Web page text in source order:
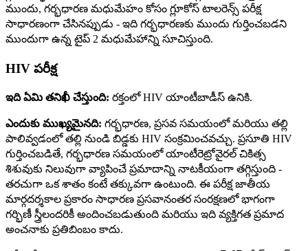
ముందు, గర్భధారణ మధుమేహం కోసం గ్లూకోస్ టాలరెన్స్ పరీక్ష
సాధారణంగా చేసినప్పుడు - ఇది గర్భధారణకు ముందు గుర్తించబడని
ముందుగా ఉన్న టైప్ 2 మధుమేహాన్ని సూచిస్తుంది.
HIV పరీక్ష
ఇది ఏమి తనిఖీ చేస్తుంది: రక్తంలో HIV యాంటీబాడీస్ ఉనికి.
ఎందుకు ముఖ్యమైనది: గర్భధారణ, ప్రసవ సమయంలో మరియు తల్లి
పాలివ్వడంలో తల్లి నుండి బిడ్డకు HIV సంక్రమించవచ్చు. ప్రసూతి HIV
గుర్తించబడితే, గర్భధారణ సమయంలో యాంటీరెట్రోవైరల్ చికిత్స
శిశువుకు నిలువుగా వ్యాపించే ప్రమాదాన్ని నాటకీయంగా తగ్గిస్తుంది -
తరచుగా ఒక శాతం కంటే తక్కువగా ఉంటుంది. ఈ పరీక్ష జాతీయ
మార్గదర్శకాల ప్రకారం సాధారణ ప్రసవానంతర సంరక్షణలో భాగంగా
గర్భిణీ స్త్రీలందరికీ అందించబడుతుంది మరియు ఇది వ్యక్తిగత ప్రమాద
అంచనాకు ప్రతిబింబం కాదు.